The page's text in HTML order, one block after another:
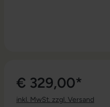
€ 329,00*
inkl. MwSt. zzgl. Versand